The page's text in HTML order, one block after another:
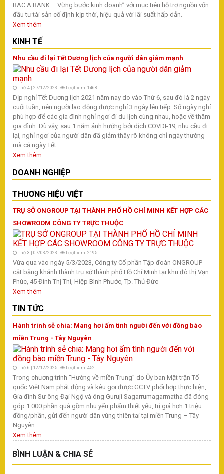
BAC A BANK – Vững bước kinh doanh” với mục tiêu hỗ trợ nguồn vốn
đầu tư tài sản cố định kịp thời, hiệu quả với lãi suất hấp dẫn.
Xem thêm
KINH TẾ
Nhu cầu đi lại Tết Dương lịch của người dân giảm mạnh
Thứ 4 | 27/12/2023 - Lượt xem: 1468
Dịp nghỉ Tết Dương lịch 2021 năm nay do vào Thứ 6, sau đó là 2 ngày
cuối tuần, nên người lao động được nghỉ 3 ngày lên tiếp. Số ngày nghỉ
phù hợp để các gia đình nghỉ ngơi đi du lịch cùng nhau, hoặc về thăm
gia đình. Dù vậy, sau 1 năm ảnh hưởng bởi dịch COVDI-19, nhu cầu đi
lại, nghỉ ngơi của người dân đã giảm thây rõ không chỉ ngày thường
mà cả ngày Tết.
Xem thêm
DOANH NGHIỆP
THƯƠNG HIỆU VIỆT
TRỤ SỞ ONGROUP TẠI THÀNH PHỐ HỒ CHÍ MINH KẾT HỢP CÁC
SHOWROOM CÔNG TY TRỰC THUỘC
Thứ 3 | 07/03/2023 - Lượt xem: 2195
Vừa qua vào ngày 5/3/2023, Công ty Cổ phần Tập đoàn ONGROUP
cắt băng khánh thành trụ sở thành phố Hồ Chí Minh tại khu đô thị Vạn
Phúc, 45 Đinh Thị Thi, Hiệp Bình Phước, Tp. Thủ Đức
Xem thêm
TIN TỨC
Hành trình sẻ chia: Mang hơi ấm tình người đến với đồng bào
miền Trung - Tây Nguyên
Thứ 6 | 12/12/2025 - Lượt xem: 452
Trong chương trình “Hướng về miền Trung” do Ủy ban Mặt trận Tổ
quốc Việt Nam phát động và kêu gọi được GCTV phối hợp thực hiện,
Gia đình Sư ông Đại Ngộ và ông Guruji Sagarrumagarmatha đã đóng
góp 1.000 phần quà gồm nhu yếu phẩm thiết yếu, trị giá hơn 1 triệu
đồng/phần, gửi đến người dân vùng thiên tai tại miền Trung – Tây
Nguyên.
Xem thêm
BÌNH LUẬN & CHIA SẺ